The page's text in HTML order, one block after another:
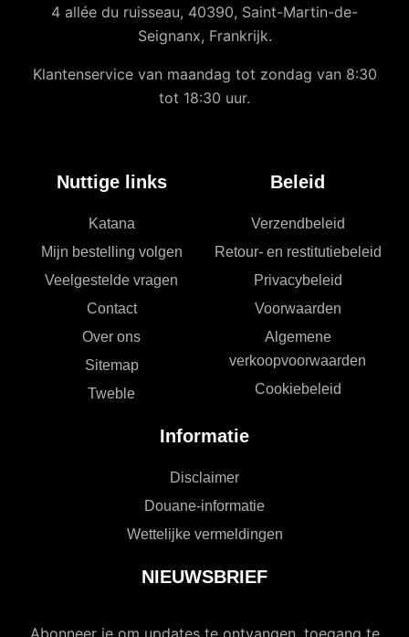
4 allée du ruisseau, 40390, Saint-Martin-de-
Seignanx, Frankrijk.
Klantenservice van maandag tot zondag van 8:30
tot 18:30 uur.
Nuttige links
Katana
Mijn bestelling volgen
Veelgestelde vragen
Contact
Over ons
Sitemap
Tweble
Beleid
Verzendbeleid
Retour- en restitutiebeleid
Privacybeleid
Voorwaarden
Algemene
verkoopvoorwaarden
Cookiebeleid
Informatie
Disclaimer
Douane-informatie
Wettelijke vermeldingen
NIEUWSBRIEF